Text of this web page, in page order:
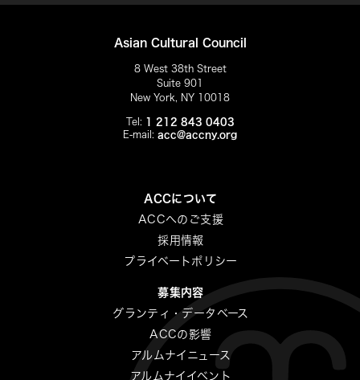
Asian Cultural Council
8 West 38th Street
Suite 901
New York, NY 10018
Tel: 1 212 843 0403
E-mail: acc@accny.org
ACCについて
ACCへのご支援
採用情報
プライベートポリシー
募集内容
グランティ・データベース
ACCの影響
アルムナイニュース
アルムナイイベント